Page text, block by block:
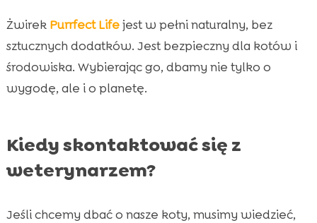
Żwirek Purrfect Lifejest w pełni naturalny, bez
sztucznych dodatków. Jest bezpieczny dla kotów i
środowiska. Wybierając go, dbamy nie tylko o
wygodę, ale i o planetę.
Kiedy skontaktować się z
weterynarzem?
Jeśli chcemy dbać o nasze koty, musimy wiedzieć,